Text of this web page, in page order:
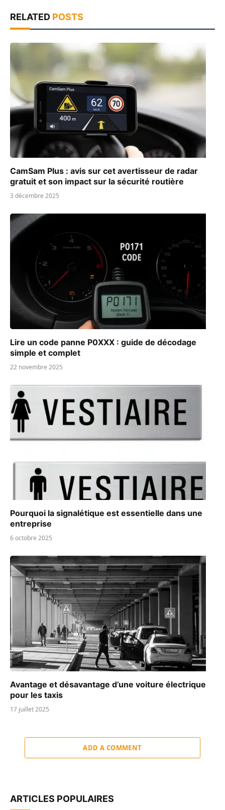
RELATED POSTS
CamSam Plus : avis sur cet avertisseur de radar
gratuit et son impact sur la sécurité routière
3 décembre 2025
Lire un code panne P0XXX : guide de décodage
simple et complet
22 novembre 2025
Pourquoi la signalétique est essentielle dans une
entreprise
6 octobre 2025
Avantage et désavantage d’une voiture électrique
pour les taxis
17 juillet 2025
ADD A COMMENT
ARTICLES POPULAIRES